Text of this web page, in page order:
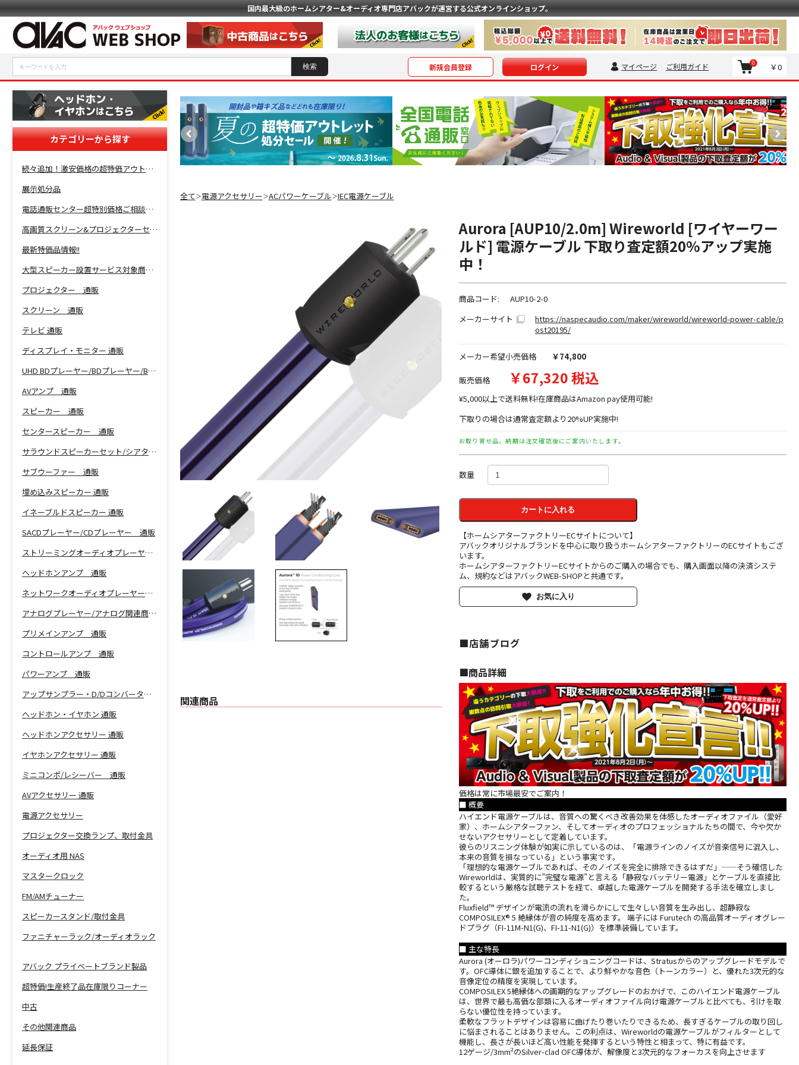
国内最大級のホームシアター&オーディオ専門店アバックが運営する公式オンラインショップ。
新規会員登録 ログイン マイページ ご利用ガイド ￥0
0
カテゴリーから探す
続々追加！激安価格の超特価アウトレットセール開催！
展示処分品
電話通販センター超特別価格ご相談コーナー！
高画質スクリーン&プロジェクターセット超特価！
最新特価品情報!!
大型スピーカー設置サービス対象商品！
プロジェクター 通販
スクリーン 通販
テレビ 通販
ディスプレイ・モニター 通販
UHD BDプレーヤー/BDプレーヤー/BDレコーダー 通販
AVアンプ 通販
スピーカー 通販
センタースピーカー 通販
サラウンドスピーカーセット/シアターバー 通販
サブウーファー 通販
埋め込みスピーカー 通販
イネーブルドスピーカー 通販
SACDプレーヤー/CDプレーヤー 通販
ストリーミングオーディオプレーヤー 通販
ヘッドホンアンプ 通販
ネットワークオーディオプレーヤー 通販
アナログプレーヤー/アナログ関連商品 通販
プリメインアンプ 通販
コントロールアンプ 通販
パワーアンプ 通販
アップサンプラー・D/Dコンバーター 通販
ヘッドホン・イヤホン 通販
ヘッドホンアクセサリー 通販
イヤホンアクセサリー 通販
ミニコンポ/レシーバー 通販
AVアクセサリー 通販
電源アクセサリー
プロジェクター交換ランプ、取付金具
オーディオ用 NAS
マスタークロック
FM/AMチューナー
スピーカースタンド/取付金具
ファニチャーラック/オーディオラック
アバック プライベートブランド製品
超特価!生産終了品在庫限りコーナー
中古
その他関連商品
延長保証
全て＞電源アクセサリー＞ACパワーケーブル＞IEC電源ケーブル
関連商品
Aurora [AUP10/2.0m] Wireworld [ワイヤーワー
ルド] 電源ケーブル 下取り査定額20%アップ実施
中！
商品コード:
AUP10-2-0
メーカーサイト
https://naspecaudio.com/maker/wireworld/wireworld-power-cable/p
ost20195/
メーカー希望小売価格 ￥74,800
販売価格 ￥67,320 税込
¥5,000以上で送料無料!在庫商品はAmazon pay使用可能!
下取りの場合は通常査定額より20%UP実施中!
お取り寄せ品。納期は注文確認後にご案内いたします。
数量
カートに入れる
【ホームシアターファクトリーECサイトについて】
アバックオリジナルブランドを中心に取り扱うホームシアターファクトリーのECサイトもござ
います。
ホームシアターファクトリーECサイトからのご購入の場合でも、購入画面以降の決済システ
ム、規約などはアバックWEB-SHOPと共通です。
お気に入り
■店舗ブログ
■︎商品詳細
価格は常に市場最安でご案内！
■ 概要
ハイエンド電源ケーブルは、音質への驚くべき改善効果を体感したオーディオファイル（愛好
家）、ホームシアターファン、そしてオーディオのプロフェッショナルたちの間で、今や欠か
せないアクセサリーとして定着しています。
彼らのリスニング体験が如実に示しているのは、「電源ラインのノイズが音楽信号に混入し、
本来の音質を損なっている」という事実です。
「理想的な電源ケーブルであれば、そのノイズを完全に排除できるはずだ」——そう確信した
Wireworldは、実質的に”完璧な電源”と言える「静寂なバッテリー電源」とケーブルを直接比
較するという厳格な試聴テストを経て、卓越した電源ケーブルを開発する手法を確立しまし
た。
Fluxfield™ デザインが電流の流れを滑らかにして生々しい音質を生み出し、超静寂な
COMPOSILEX® 5 絶縁体が音の純度を高めます。 端子には Furutech の高品質オーディオグレー
ドプラグ（FI-11M-N1(G)、FI-11-N1(G)）を標準装備しています。
■ 主な特長
Aurora (オーロラ)パワーコンディショニングコードは、Stratusからのアップグレードモデルで
す。OFC導体に銀を追加することで、より鮮やかな音色（トーンカラー）と、優れた3次元的な
音像定位の精度を実現しています。
COMPOSILEX 5絶縁体への画期的なアップグレードのおかげで、このハイエンド電源ケーブル
は、世界で最も高価な部類に入るオーディオファイル向け電源ケーブルと比べても、引けを取
らない優位性を持っています。
柔軟なフラットデザインは容易に曲げたり巻いたりできるため、長すぎるケーブルの取り回し
に悩まされることはありません。この利点は、Wireworldの電源ケーブルがフィルターとして
機能し、長さが長いほど高い性能を発揮するという特性と相まって、特に有益です。
12ゲージ/3mm²のSilver-clad OFC導体が、解像度と3次元的なフォーカスを向上させます